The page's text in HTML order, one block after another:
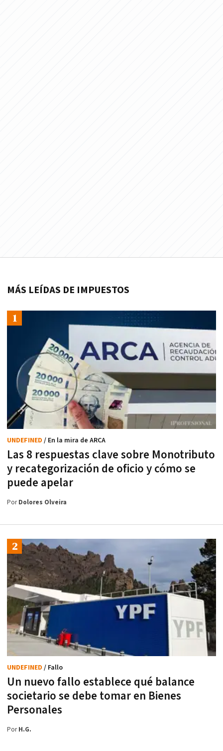
MÁS LEÍDAS DE IMPUESTOS
Las 8 respuestas clave sobre Monotributo
y recategorización de oficio y cómo se
puede apelar
UNDEFINED / En la mira de ARCA
PorDolores Olveira
Un nuevo fallo establece qué balance
societario se debe tomar en Bienes
Personales
UNDEFINED / Fallo
PorH.G.